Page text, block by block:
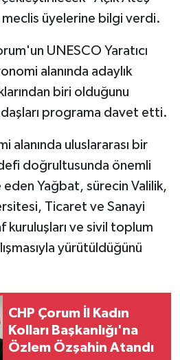
meclis üyelerine bilgi verdi.
UNESCO Yaratıcı
alanında adaylık
biri olduğunu
programa davet etti.
alanında uluslararası bir
doğrultusunda önemli
eden Yağbat, sürecin Valilik,
Ticaret ve Sanayi
kuruluşları ve sivil toplum
yürütüldüğünü
CHP Çorum İl Kadın
Kolları Başkanlığı'na
Özlem Özşahin Atandı